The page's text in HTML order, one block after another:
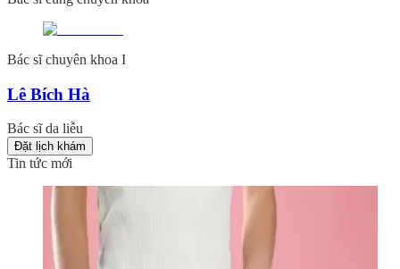
Bác sĩ chuyên khoa I
Lê Bích Hà
Bác sĩ da liễu
Đặt lịch khám
Tin tức mới